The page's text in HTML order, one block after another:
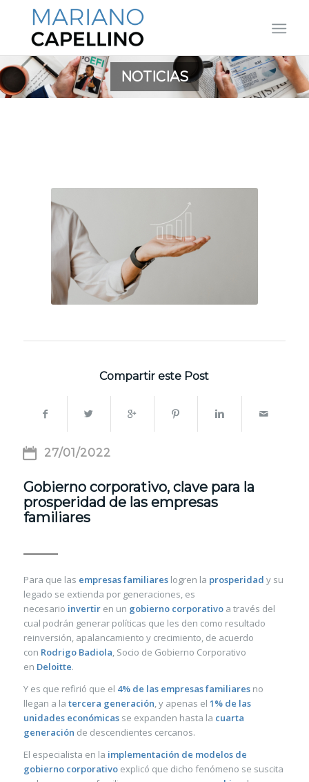
NOTICIAS
Compartir este Post
27/01/2022
Gobierno corporativo, clave para la
prosperidad de las empresas
familiares
Para que las empresas familiareslogren la prosperidad y su
legado se extienda por generaciones, es
necesario invertiren un gobierno corporativoa través del
cual podrán generar políticas que les den como resultado
reinversión, apalancamiento y crecimiento, de acuerdo
con Rodrigo Badiola, Socio de Gobierno Corporativo
en Deloitte.
Y es que refirió que el 4% de las empresas familiaresno
llegan a la tercera generación, y apenas el 1% de las
unidades económicasse expanden hasta la cuarta
generación de descendientes cercanos.
El especialista en la implementación de modelos de
gobierno corporativoexplicó que dicho fenómeno se suscita